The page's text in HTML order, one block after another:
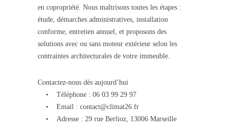
en copropriété. Nous maîtrisons toutes les étapes :
étude, démarches administratives, installation
conforme, entretien annuel, et proposons des
solutions avec ou sans moteur extérieur selon les
contraintes architecturales de votre immeuble.
Contactez-nous dès aujourd’hui
• Téléphone : 06 03 99 29 97
• Email : contact@climat26.fr
• Adresse : 29 rue Berlioz, 13006 Marseille